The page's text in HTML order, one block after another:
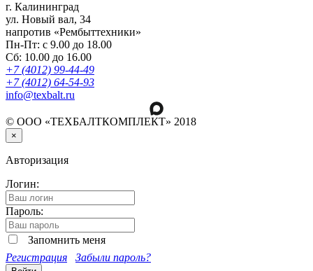
г. Калининград
ул. Новый вал, 34
напротив «Рембыттехники»
Пн-Пт: с 9.00 до 18.00
Сб: 10.00 до 16.00
+7 (4012) 99-44-49
+7 (4012) 64-54-93
info@texbalt.ru
© ООО «ТЕХБАЛТКОМПЛЕКТ» 2018
×
Авторизация
Логин:
Пароль:
Запомнить меня
Регистрация
Забыли пароль?